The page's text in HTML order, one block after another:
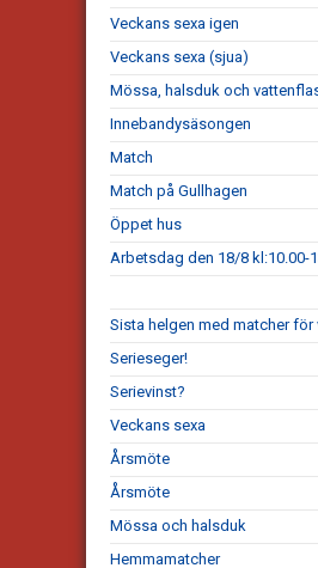
Veckans sexa igen
Veckans sexa (sjua)
Mössa, halsduk och
Innebandysäsongen
Match
Match på Gullhagen
Öppet hus
Arbetsdag den 18/8 kl:10.00-
Sista helgen med matcher
Serieseger!
Serievinst?
Veckans sexa
Årsmöte
Årsmöte
Mössa och halsduk
Hemmamatcher